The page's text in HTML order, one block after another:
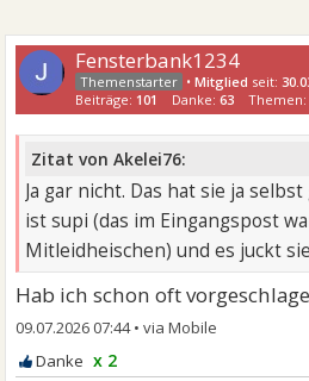
Fensterbank1234
•Mitglied seit:
Beiträge: 101 Danke:63 Themen:
Zitat von Akelei76:
Ja gar nicht. Das hat sie ja
ist supi (das im Eingangspost
Mitleidheischen) und es juckt
Hab ich schon oft
09.07.2026 07:44•
x 2